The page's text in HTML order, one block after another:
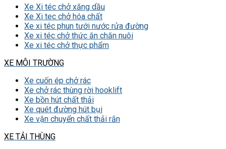
Xe Xi téc chở xăng dầu
Xe Xi tec chở hóa chất
Xe xi téc phun tưới nước rửa đường
Xe xi téc chở thức ăn chăn nuôi
Xe xi téc chở thực phẩm
XE MÔI TRƯỜNG
Xe cuốn ép chở rác
Xe chở rác thùng rời hooklift
Xe bồn hút chất thải
Xe quét đường hút bụi
Xe vận chuyển chất thải rắn
XE TẢI THÙNG